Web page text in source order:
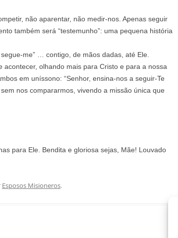
não aparentar, não medir-nos. Apenas seguir
também será “testemunho”: uma pequena história
me” … contigo, de mãos dadas, até Ele.
acontecer, olhando mais para Cristo e para a nossa
em uníssono: “Senhor, ensina-nos a seguir-Te
nos compararmos, vivendo a missão única que
para Ele. Bendita e gloriosa sejas, Mãe! Louvado
Esposos Misioneros.